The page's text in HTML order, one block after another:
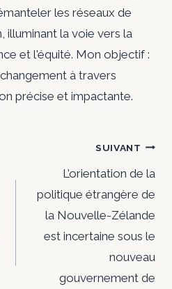
les réseaux de
illuminant la voie vers la
et l'équité. Mon objectif :
à travers
précise et impactante.
SUIVANT
L’orientation de la
politique étrangère de
la Nouvelle-Zélande
est incertaine sous le
nouveau
gouvernement de